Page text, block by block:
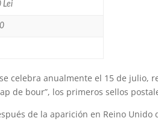
Lei
celebra anualmente el 15 de julio,
de bour”, los primeros sellos
de la aparición en Reino